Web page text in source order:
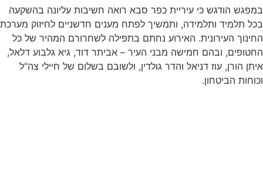
במפגש הודגש כי עיריית כפר סבא רואה חשיבות עליונה בהשקעה
בכל תלמיד ותלמידה, ותמשיך לפתח מענים חדשניים לחיזוק מערכת
החינוך העירונית. האירוע נחתם בתפילה לשחרורם המהיר של כל
החטופים, ובהם חמישה מבני העיר – אביתר דוד, גיא גלבוע דלאל,
איתן הורן, עוז דניאל והדר גולדין, ולשובם בשלום של חיילי צה"ל
וכוחות הביטחון.